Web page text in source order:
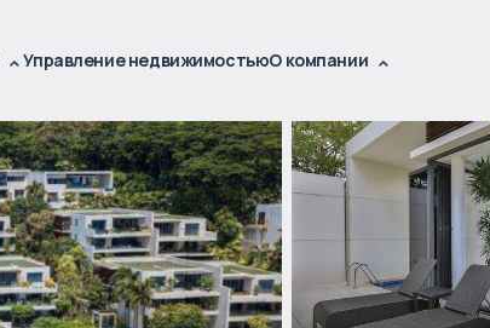
Управление недвижимостьюО компании